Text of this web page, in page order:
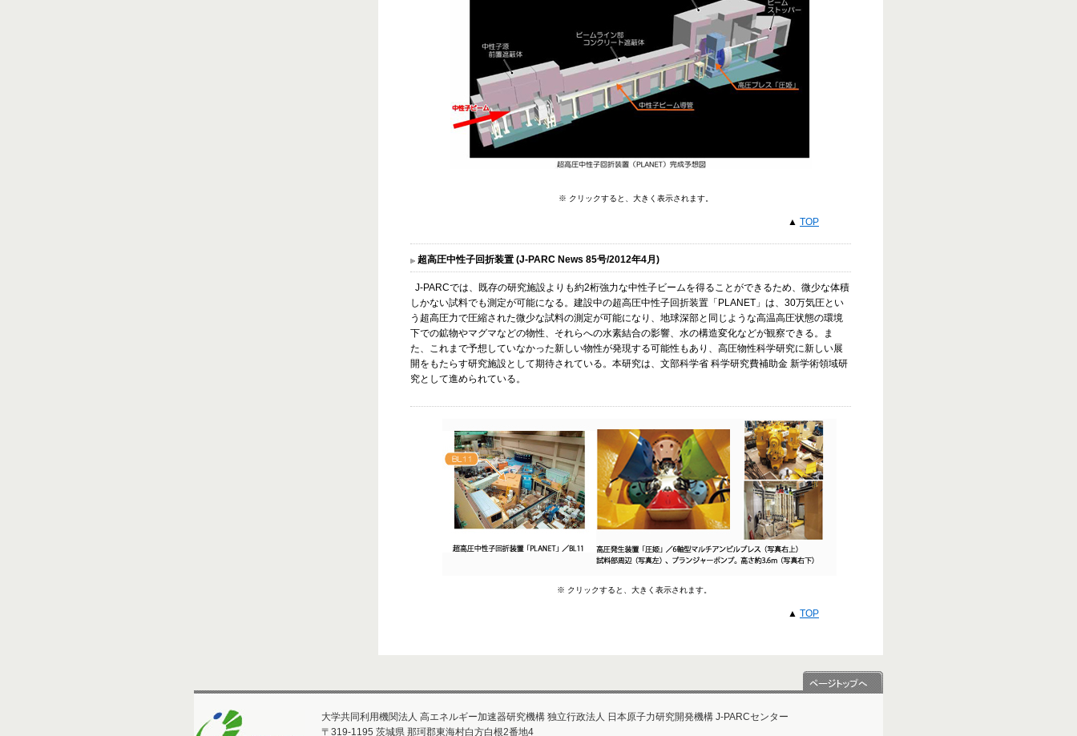
※ クリックすると、大きく表示されます。
▲ TOP
超高圧中性子回折装置 (J-PARC News 85号/2012年4月)
J-PARCでは、既存の研究施設よりも約2桁強力な中性子ビームを得ることができるため、微少な体積
しかない試料でも測定が可能になる。建設中の超高圧中性子回折装置「PLANET」は、30万気圧とい
う超高圧力で圧縮された微少な試料の測定が可能になり、地球深部と同じような高温高圧状態の環境
下での鉱物やマグマなどの物性、それらへの水素結合の影響、水の構造変化などが観察できる。ま
た、これまで予想していなかった新しい物性が発現する可能性もあり、高圧物性科学研究に新しい展
開をもたらす研究施設として期待されている。本研究は、文部科学省 科学研究費補助金 新学術領域研
究として進められている。
※ クリックすると、大きく表示されます。
▲ TOP
大学共同利用機関法人 高エネルギー加速器研究機構 独立行政法人 日本原子力研究開発機構 J-PARCセンター
〒 319-1195 茨城県 那珂郡東海村白方白根2番地4